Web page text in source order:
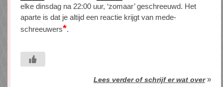
elke dinsdag na 22:00 uur, ‘zomaar’ geschreeuwd. Het
aparte is dat je altijd een reactie krijgt van mede-
schreeuwers*.
Lees verder of schrijf er wat over»